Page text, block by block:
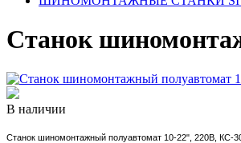
Станок
В наличии
Станок шиномонтажный полуавтомат 10-22", 220В, КС-